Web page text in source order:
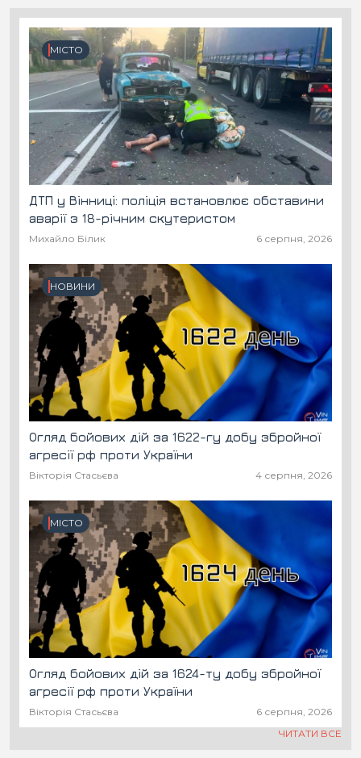
МІСТО
ДТП у Вінниці: поліція встановлює обставини
аварії з 18-річним скутеристом
Михайло Білик 6 серпня, 2026
НОВИНИ
Огляд бойових дій за 1622-гу добу збройної
агресії рф проти України
Вікторія Стасьєва 4 серпня, 2026
МІСТО
Огляд бойових дій за 1624-ту добу збройної
агресії рф проти України
Вікторія Стасьєва
6 серпня, 2026
ЧИТАТИ ВСЕ